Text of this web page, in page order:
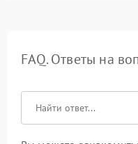
FAQ. Ответы на